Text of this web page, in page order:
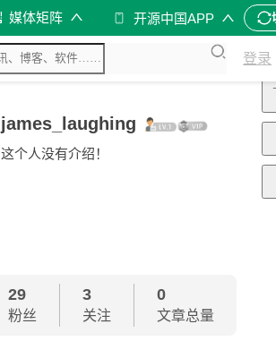
媒体矩阵 开源中国APP
登录
james_laughing
这个人没有介绍！
29
粉丝
3
关注
0
文章总量